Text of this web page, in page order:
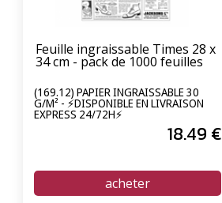
Feuille ingraissable Times 28 x
34 cm - pack de 1000 feuilles
(169.12) PAPIER INGRAISSABLE 30
G/M² - ⚡DISPONIBLE EN LIVRAISON
EXPRESS 24/72H⚡
18.49 €